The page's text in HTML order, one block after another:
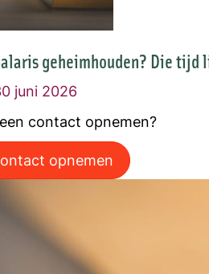
geheimhouden? Die
juni 2026
contact opnemen?
opnemen